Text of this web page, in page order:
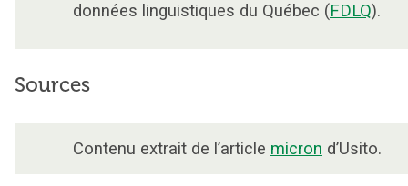
données linguistiques du Québec (FDLQ).
Sources
Contenu extrait de l’article micron d’Usito.